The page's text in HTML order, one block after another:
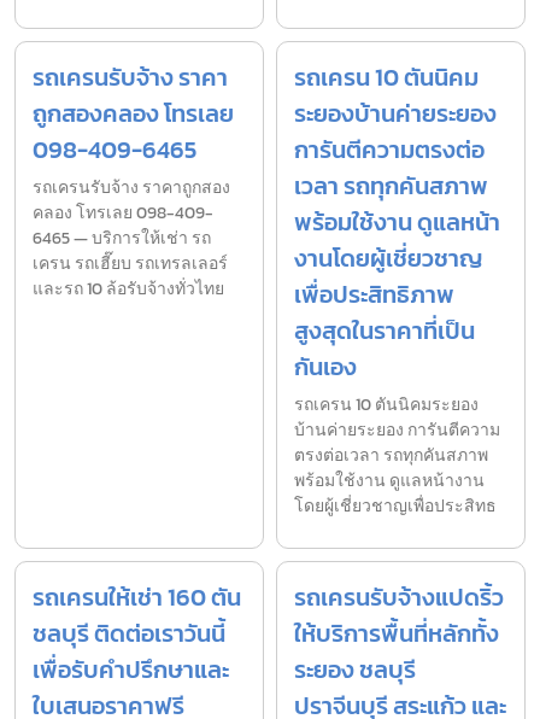
รถเครนรับจ้าง ราคา
ถูกสองคลอง โทรเลย
098-409-6465
รถเครนรับจ้าง ราคาถูกสอง
คลอง โทรเลย 098-409-
6465 — บริการให้เช่า รถ
เครน รถเฮี๊ยบ รถเทรลเลอร์
และรถ 10 ล้อรับจ้างทั่วไทย
รถเครน 10 ตันนิคม
ระยองบ้านค่ายระยอง
การันตีความตรงต่อ
เวลา รถทุกคันสภาพ
พร้อมใช้งาน ดูแลหน้า
งานโดยผู้เชี่ยวชาญ
เพื่อประสิทธิภาพ
สูงสุดในราคาที่เป็น
กันเอง
รถเครน 10 ตันนิคมระยอง
บ้านค่ายระยอง การันตีความ
ตรงต่อเวลา รถทุกคันสภาพ
พร้อมใช้งาน ดูแลหน้างาน
โดยผู้เชี่ยวชาญเพื่อประสิทธ
รถเครนให้เช่า 160 ตัน
ชลบุรี ติดต่อเราวันนี้
เพื่อรับคำปรึกษาและ
ใบเสนอราคาฟรี
รถเครนรับจ้างแปดริ้ว
ให้บริการพื้นที่หลักทั้ง
ระยอง ชลบุรี
ปราจีนบุรี สระแก้ว และ